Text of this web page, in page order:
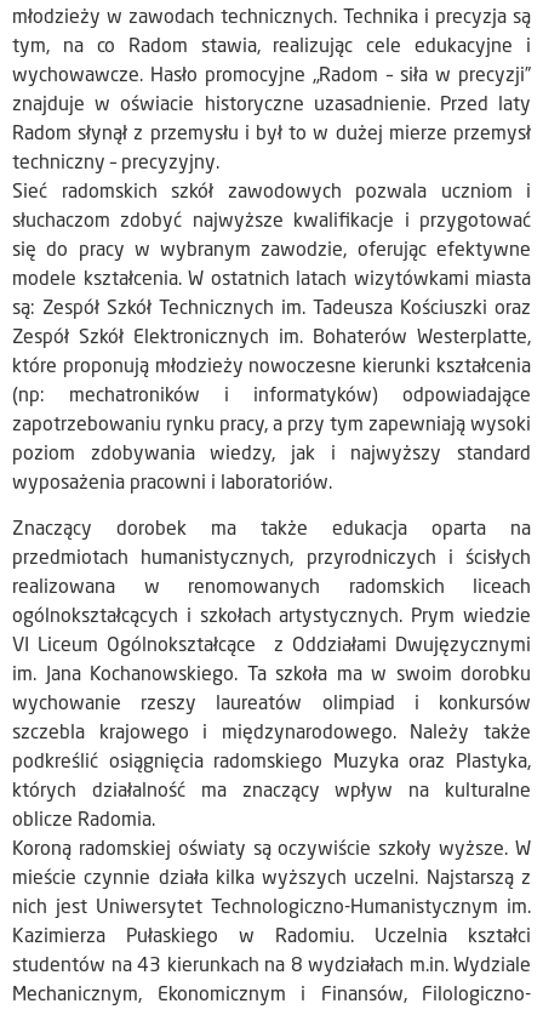
młodzieży w zawodach technicznych. Technika i precyzja są
tym, na co Radom stawia, realizując cele edukacyjne i
wychowawcze. Hasło promocyjne „Radom – siła w precyzji”
znajduje w oświacie historyczne uzasadnienie. Przed laty
Radom słynął z przemysłu i był to w dużej mierze przemysł
techniczny – precyzyjny.
Sieć radomskich szkół zawodowych pozwala uczniom i
słuchaczom zdobyć najwyższe kwalifikacje i przygotować
się do pracy w wybranym zawodzie, oferując efektywne
modele kształcenia. W ostatnich latach wizytówkami miasta
są: Zespół Szkół Technicznych im. Tadeusza Kościuszki oraz
Zespół Szkół Elektronicznych im. Bohaterów Westerplatte,
które proponują młodzieży nowoczesne kierunki kształcenia
(np: mechatroników i informatyków) odpowiadające
zapotrzebowaniu rynku pracy, a przy tym zapewniają wysoki
poziom zdobywania wiedzy, jak i najwyższy standard
wyposażenia pracowni i laboratoriów.
Znaczący dorobek ma także edukacja oparta na
przedmiotach humanistycznych, przyrodniczych i ścisłych
realizowana w renomowanych radomskich liceach
ogólnokształcących i szkołach artystycznych. Prym wiedzie
VI Liceum Ogólnokształcące z Oddziałami Dwujęzycznymi
im. Jana Kochanowskiego. Ta szkoła ma w swoim dorobku
wychowanie rzeszy laureatów olimpiad i konkursów
szczebla krajowego i międzynarodowego. Należy także
podkreślić osiągnięcia radomskiego Muzyka oraz Plastyka,
których działalność ma znaczący wpływ na kulturalne
oblicze Radomia.
Koroną radomskiej oświaty są oczywiście szkoły wyższe. W
mieście czynnie działa kilka wyższych uczelni. Najstarszą z
nich jest Uniwersytet Technologiczno-Humanistycznym im.
Kazimierza Pułaskiego w Radomiu. Uczelnia kształci
studentów na 43 kierunkach na 8 wydziałach m.in. Wydziale
Mechanicznym, Ekonomicznym i Finansów, Filologiczno-